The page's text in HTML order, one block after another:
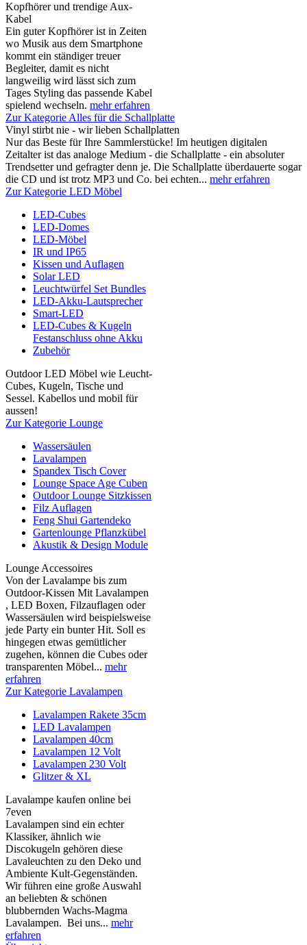
Kopfhörer und trendige Aux-
Kabel
Ein guter Kopfhörer ist in Zeiten
wo Musik aus dem Smartphone
kommt ein ständiger treuer
Begleiter, damit es nicht
langweilig wird lässt sich zum
Tages Styling das passende Kabel
spielend wechseln. mehr erfahren
Zur Kategorie Alles für die Schallplatte
Vinyl stirbt nie - wir lieben Schallplatten
Nur das Beste für Ihre Sammlerstücke! Im heutigen digitalen
Zeitalter ist das analoge Medium - die Schallplatte - ein absoluter
Trendsetter und gefragter denn je. Die Schallplatte überdauerte sogar
die CD und ist trotz MP3 und Co. bei echten... mehr erfahren
Zur Kategorie LED Möbel
LED-Cubes
LED-Domes
LED-Möbel
IR und IP65
Kissen und Auflagen
Solar LED
Leuchtwürfel Set Bundles
LED-Akku-Lautsprecher
Smart-LED
LED-Cubes & Kugeln
Festanschluss ohne Akku
Zubehör
Outdoor LED Möbel wie Leucht-
Cubes, Kugeln, Tische und
Sessel. Kabellos und mobil für
aussen!
Zur Kategorie Lounge
Wassersäulen
Lavalampen
Spandex Tisch Cover
Lounge Space Age Cuben
Outdoor Lounge Sitzkissen
Filz Auflagen
Feng Shui Gartendeko
Gartenlounge Pflanzkübel
Akustik & Design Module
Lounge Accessoires
Von der Lavalampe bis zum
Outdoor-Kissen Mit Lavalampen
, LED Boxen, Filzauflagen oder
Wassersäulen wird beispielsweise
jede Party ein bunter Hit. Soll es
hingegen etwas gemütlicher
zugehen, können die Cubes oder
transparenten Möbel... mehr
erfahren
Zur Kategorie Lavalampen
Lavalampen Rakete 35cm
LED Lavalampen
Lavalampen 40cm
Lavalampen 12 Volt
Lavalampen 230 Volt
Glitzer & XL
Lavalampe kaufen online bei
7even
Lavalampen sind ein echter
Klassiker, ähnlich wie
Discokugeln gehören diese
Lavaleuchten zu den Deko und
Ambiente Kult-Gegenständen.
Wir führen eine große Auswahl
an beliebten & schönen
blubbernden Wachs-Magma
Lavalampen. Bei uns... mehr
erfahren